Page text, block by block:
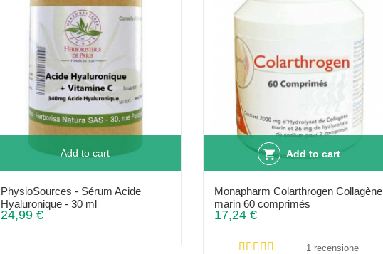
Add to cart
PhysioSources - Sérum Acide
Hyaluronique - 30 ml
24,99 €
Add to cart
Monapharm Colarthrogen Collagène
marin 60 comprimés
17,24 €
1 recensione